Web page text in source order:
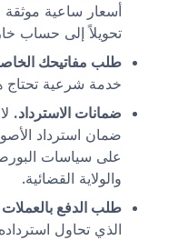
أسعار ساعية
تحويلاً إلى حساب
طلب مفاتيحك
خدمة شرعية تحتاج
ضمانات الاسترداد.
ضمان استرداد
على سياسات
والولاية القضائية.
طلب الدفع
الذي تحاول